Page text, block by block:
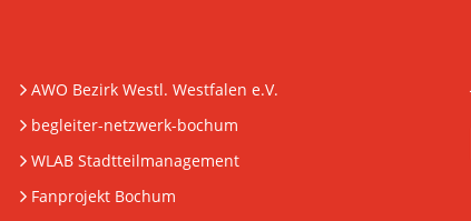
AWO Bezirk Westl. Westfalen e.V.
begleiter-netzwerk-bochum
WLAB Stadtteilmanagement
Fanprojekt Bochum